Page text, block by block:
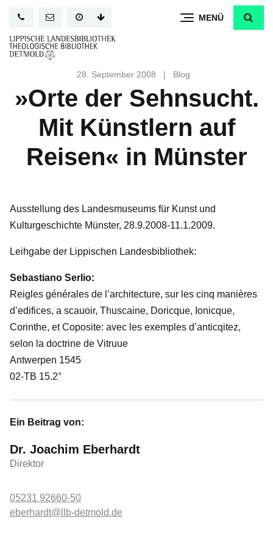
Inhalt
MENÜ
28. September 2008 | Blog
»Orte der Sehnsucht.
Mit Künstlern auf
Reisen« in Münster
Ausstellung des Landesmuseums für Kunst und
Kulturgeschichte Münster, 28.9.2008-11.1.2009.
Leihgabe der Lippischen Landesbibliothek:
Sebastiano Serlio:
Reigles générales de l’architecture, sur les cinq manières
d’edifices, a scauoir, Thuscaine, Doricque, Ionicque,
Corinthe, et Coposite: avec les exemples d’anticqitez,
selon la doctrine de Vitruue
Antwerpen 1545
02-TB 15.2°
Ein Beitrag von:
Dr. Joachim Eberhardt
Direktor
05231 92660-50
eberhardt@llb-detmold.de